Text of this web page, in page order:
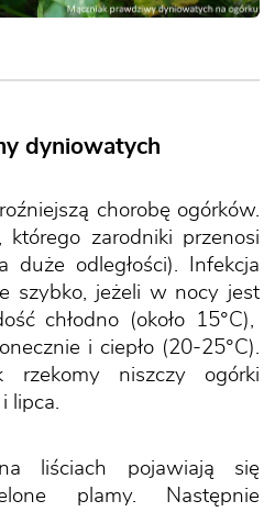
dyniowatych
chorobę ogórków.
zarodniki przenosi
odległości). Infekcja
szybko, jeżeli w nocy jest
chłodno (około 15°C),
i ciepło (20-25°C).
rzekomy niszczy ogórki
lipca.
liściach pojawiają się
plamy. Następnie